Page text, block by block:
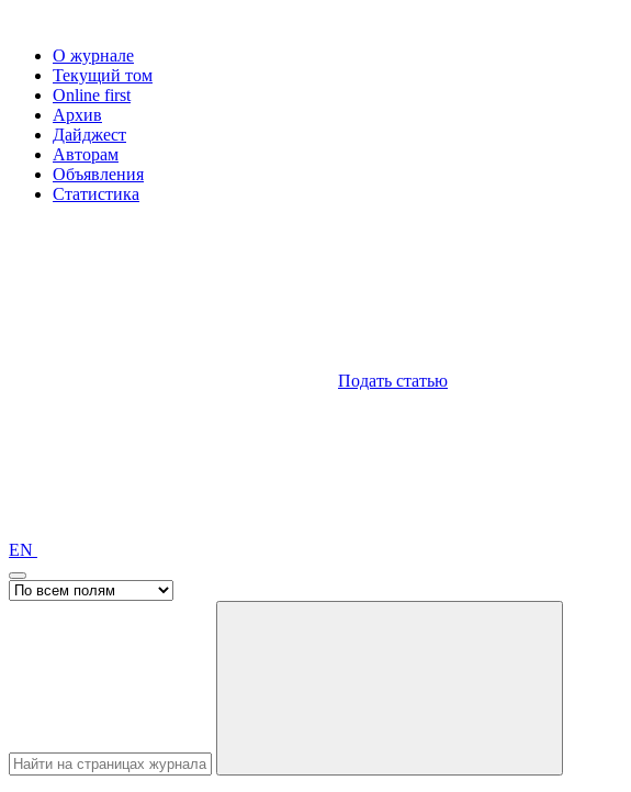
О журнале
Текущий том
Online first
Архив
Дайджест
Авторам
Объявления
Статистика
Подать статью
EN